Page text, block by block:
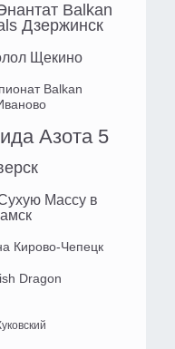
Balkan
Дзержинск
Щекино
Balkan
Азота 5
Массу в
Кирово-Чепецк
Dragon